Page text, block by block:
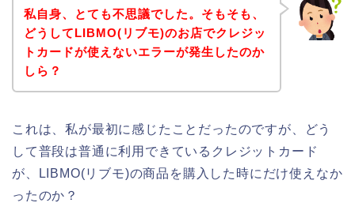
私自身、とても不思議でした。そもそも、
どうしてLIBMO(リブモ)のお店でクレジッ
トカードが使えないエラーが発生したのか
しら？
これは、私が最初に感じたことだったのですが、どう
して普段は普通に利用できているクレジットカード
が、LIBMO(リブモ)の商品を購入した時にだけ使えなか
ったのか？